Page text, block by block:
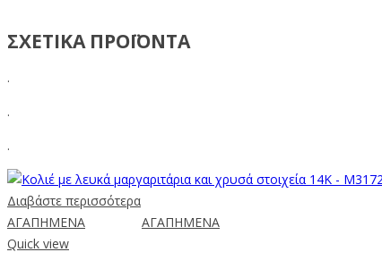
ΣΧΕΤΙΚΑ ΠΡΟΪΟΝΤΑ
.
.
.
Διαβάστε περισσότερα
ΑΓΑΠΗΜΕΝΑ
ΑΓΑΠΗΜΕΝΑ
Quick view